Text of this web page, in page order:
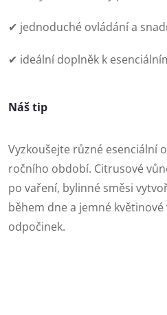
v
ý
i
u
✔ jednoduché ovládání a
✔ ideální doplněk k
Náš tip
Vyzkoušejte různé esenciální
ročního období. Citrusové
po vaření, bylinné směsi
během dne a jemné
odpočinek.